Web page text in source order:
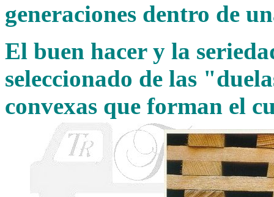
generaciones dentro de
El buen hacer y la
seleccionado de las
convexas que forman el